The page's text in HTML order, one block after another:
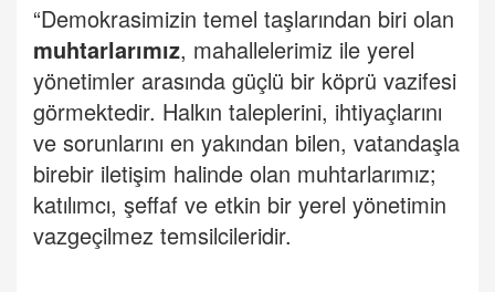
“Demokrasimizin temel taşlarından biri olan
muhtarlarımız, mahallelerimiz ile yerel
yönetimler arasında güçlü bir köprü vazifesi
görmektedir. Halkın taleplerini, ihtiyaçlarını
ve sorunlarını en yakından bilen, vatandaşla
birebir iletişim halinde olan muhtarlarımız;
katılımcı, şeffaf ve etkin bir yerel yönetimin
vazgeçilmez temsilcileridir.